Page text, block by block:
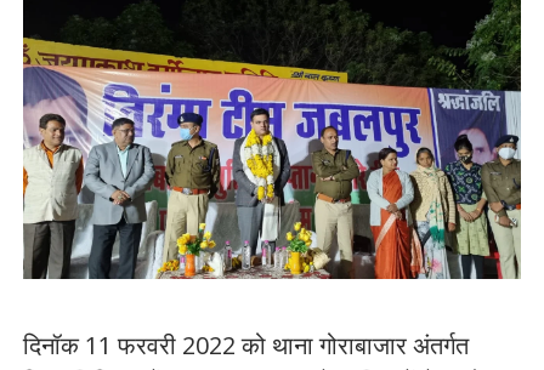
दिनॉक 11 फरवरी 2022 को थाना गोराबाजार अंतर्गत